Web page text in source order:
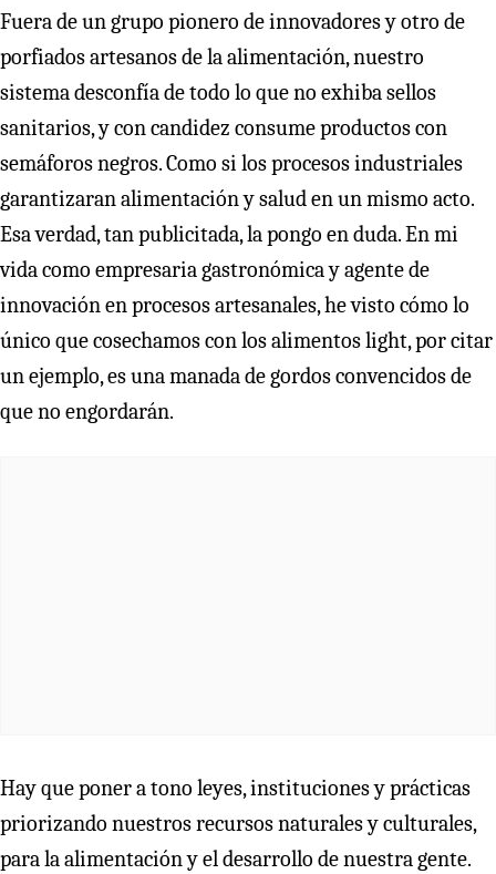
Fuera de un grupo pionero de innovadores y otro de
porfiados artesanos de la alimentación, nuestro
sistema desconfía de todo lo que no exhiba sellos
sanitarios, y con candidez consume productos con
semáforos negros. Como si los procesos industriales
garantizaran alimentación y salud en un mismo acto.
Esa verdad, tan publicitada, la pongo en duda. En mi
vida como empresaria gastronómica y agente de
innovación en procesos artesanales, he visto cómo lo
único que cosechamos con los alimentos light, por citar
un ejemplo, es una manada de gordos convencidos de
que no engordarán.
Hay que poner a tono leyes, instituciones y prácticas
priorizando nuestros recursos naturales y culturales,
para la alimentación y el desarrollo de nuestra gente.